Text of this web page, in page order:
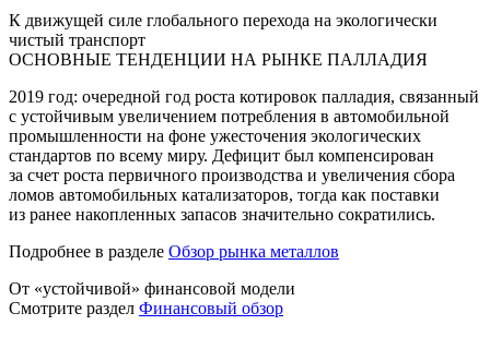
К движущей силе глобального перехода на экологически
чистый транспорт
ОСНОВНЫЕ ТЕНДЕНЦИИ НА РЫНКЕ ПАЛЛАДИЯ
2019 год: очередной год роста котировок палладия, связанный
с устойчивым увеличением потребления в автомобильной
промышленности на фоне ужесточения экологических
стандартов по всему миру. Дефицит был компенсирован
за счет роста первичного производства и увеличения сбора
ломов автомобильных катализаторов, тогда как поставки
из ранее накопленных запасов значительно сократились.
Подробнее в разделе Обзор рынка металлов
От «устойчивой» финансовой модели
Смотрите раздел Финансовый обзор